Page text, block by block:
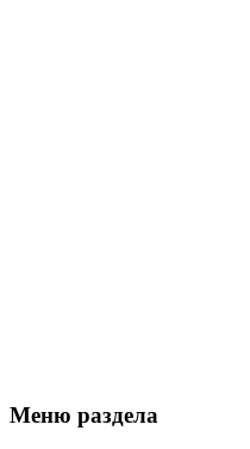
Меню раздела